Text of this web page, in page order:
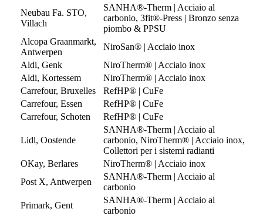
Neubau Fa. STO,
Villach
SANHA®-Therm | Acciaio al
carbonio, 3fit®-Press | Bronzo senza
piombo & PPSU
Alcopa Graanmarkt,
Antwerpen
NiroSan® | Acciaio inox
Aldi, Genk
NiroTherm® | Acciaio inox
Aldi, Kortessem
NiroTherm® | Acciaio inox
Carrefour, Bruxelles
RefHP® | CuFe
Carrefour, Essen
RefHP® | CuFe
Carrefour, Schoten
RefHP® | CuFe
Lidl, Oostende
SANHA®-Therm | Acciaio al
carbonio, NiroTherm® | Acciaio inox,
Collettori per i sistemi radianti
OKay, Berlares
NiroTherm® | Acciaio inox
Post X, Antwerpen
SANHA®-Therm | Acciaio al
carbonio
Primark, Gent
SANHA®-Therm | Acciaio al
carbonio